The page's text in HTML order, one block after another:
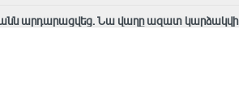
արդարացվեց. Նա վաղը ազատ կարձակվի